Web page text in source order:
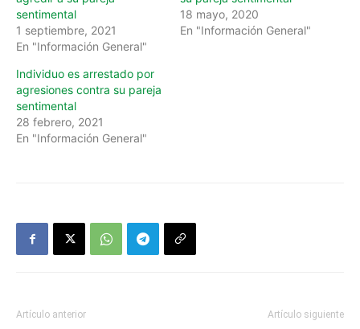
sentimental
1 septiembre, 2021
En "Información General"
18 mayo, 2020
En "Información General"
Individuo es arrestado por
agresiones contra su pareja
sentimental
28 febrero, 2021
En "Información General"
Artículo anterior Artículo siguiente